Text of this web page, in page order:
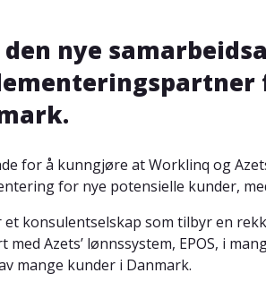
den nye
for å kunngjøre at Worklinq og
for nye potensielle kunder,
et konsulentselskap som tilbyr en
med Azets’ lønnssystem, EPOS, i
mange kunder i Danmark.